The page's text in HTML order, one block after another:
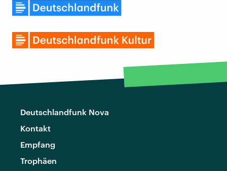
Deutschlandfunk Nova
Kontakt
Empfang
Trophäen